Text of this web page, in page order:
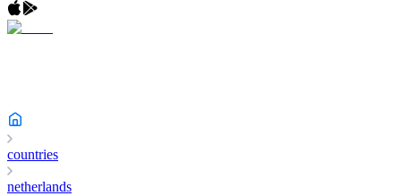
countries
netherlands